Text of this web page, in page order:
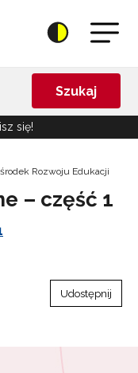
Szukaj
się!
Rozwoju Edukacji
– część 1
Udostępnij